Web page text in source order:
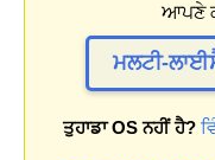
ਆਪਣੇ
ਮਲਟੀ-
ਤੁਹਾਡਾ OS ਨਹੀਂ ਹੈ?